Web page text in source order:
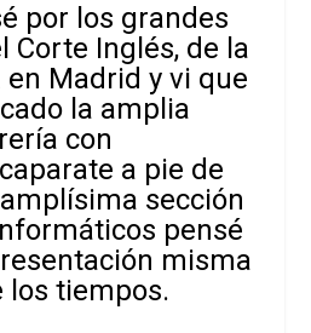
por los grandes
Corte Inglés, de la
Madrid y vi que
la amplia
con
a pie de
sección
pensé
misma
los tiempos.